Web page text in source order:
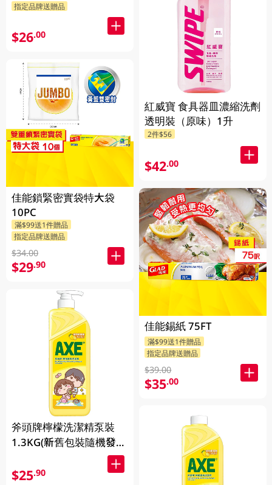
指定品牌送贈品
$26.00
佳能鎖緊密實袋特大袋
10PC
滿$99送1件贈品
指定品牌送贈品
$34.00
$29.90
斧頭牌檸檬洗潔精泵裝
1.3KG(新舊包裝隨機發
$25.90
紅威寶 食具器皿濃縮洗劑
透明裝（原味）1升
2件$56
$42.00
佳能錫紙 75FT
滿$99送1件贈品
指定品牌送贈品
$39.00
$35.00